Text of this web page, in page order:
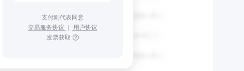
支付则代表同意
交易服务协议 ｜ 用户协议
发票获取